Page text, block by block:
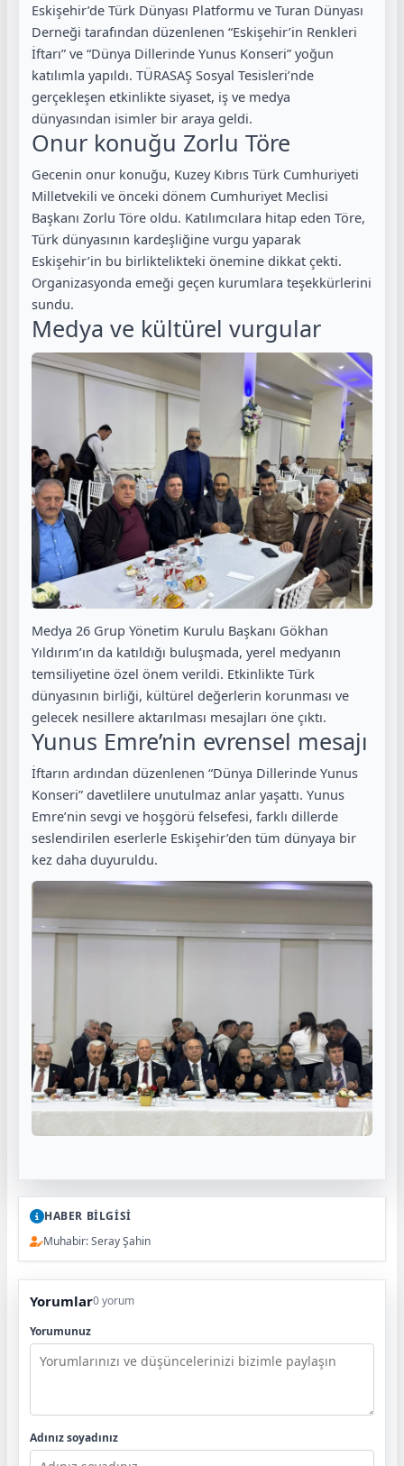
Eskişehir’de Türk Dünyası Platformu ve Turan Dünyası
Derneği tarafından düzenlenen “Eskişehir’in Renkleri
İftarı” ve “Dünya Dillerinde Yunus Konseri” yoğun
katılımla yapıldı. TÜRASAŞ Sosyal Tesisleri’nde
gerçekleşen etkinlikte siyaset, iş ve medya
dünyasından isimler bir araya geldi.
Onur konuğu Zorlu Töre
Gecenin onur konuğu, Kuzey Kıbrıs Türk Cumhuriyeti
Milletvekili ve önceki dönem Cumhuriyet Meclisi
Başkanı Zorlu Töre oldu. Katılımcılara hitap eden Töre,
Türk dünyasının kardeşliğine vurgu yaparak
Eskişehir’in bu birliktelikteki önemine dikkat çekti.
Organizasyonda emeği geçen kurumlara teşekkürlerini
sundu.
Medya ve kültürel vurgular
Medya 26 Grup Yönetim Kurulu Başkanı Gökhan
Yıldırım’ın da katıldığı buluşmada, yerel medyanın
temsiliyetine özel önem verildi. Etkinlikte Türk
dünyasının birliği, kültürel değerlerin korunması ve
gelecek nesillere aktarılması mesajları öne çıktı.
Yunus Emre’nin evrensel mesajı
İftarın ardından düzenlenen “Dünya Dillerinde Yunus
Konseri” davetlilere unutulmaz anlar yaşattı. Yunus
Emre’nin sevgi ve hoşgörü felsefesi, farklı dillerde
seslendirilen eserlerle Eskişehir’den tüm dünyaya bir
kez daha duyuruldu.
HABER BİLGİSİ
Muhabir: Seray Şahin
Yorumlar0 yorum
Yorumunuz
Adınız soyadınız